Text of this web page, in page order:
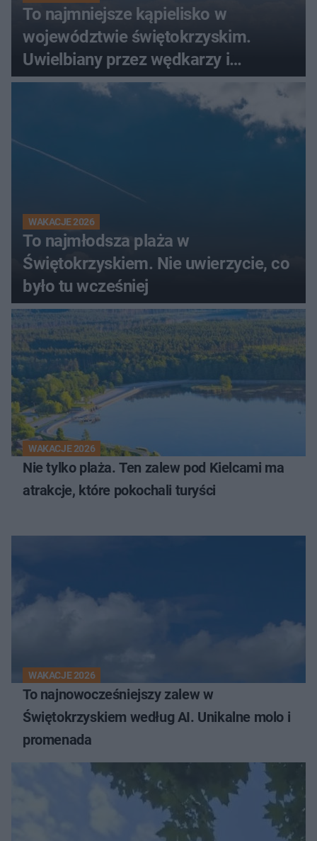
To najmniejsze kąpielisko w
województwie świętokrzyskim.
Uwielbiany przez wędkarzy i
turystów
WAKACJE 2026
To najmłodsza plaża w
Świętokrzyskiem. Nie uwierzycie, co
było tu wcześniej
WAKACJE 2026
Nie tylko plaża. Ten zalew pod Kielcami ma
atrakcje, które pokochali turyści
WAKACJE 2026
To najnowocześniejszy zalew w
Świętokrzyskiem według AI. Unikalne molo i
promenada